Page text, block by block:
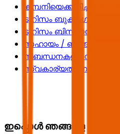
കമ്പനിയെക്കുറിച്ചും
ടൂറിസം ബുക്കിംഗ്
ടൂറിസം ബിസിനസ്
സഹായം / ഞങ്ങളെ
നിബന്ധനകളും
സ്വകാര്യതാ നയം
ഇപ്പൊൾ ഞങ്ങളെ